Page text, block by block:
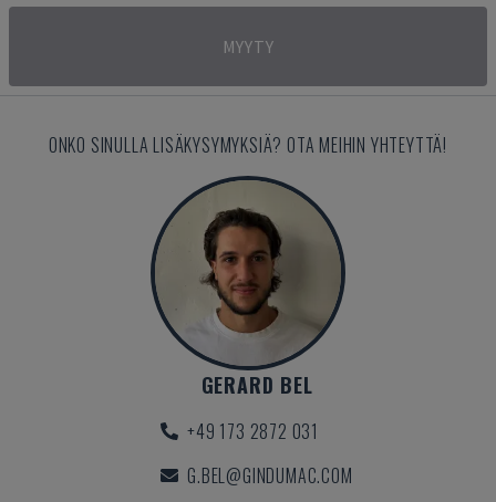
MYYTY
ONKO SINULLA LISÄKYSYMYKSIÄ? OTA MEIHIN YHTEYTTÄ!
GERARD BEL
+49 173 2872 031
G.BEL@GINDUMAC.COM